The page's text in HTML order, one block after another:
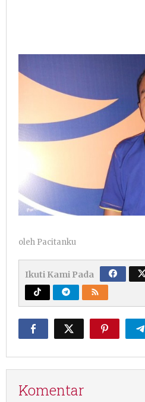
oleh Pacitanku
Ikuti Kami Pada
Komentar